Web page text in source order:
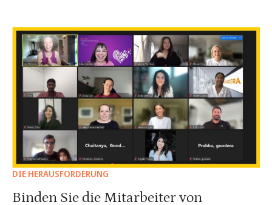
DIE HERAUSFORDERUNG
Binden Sie die Mitarbeiter von